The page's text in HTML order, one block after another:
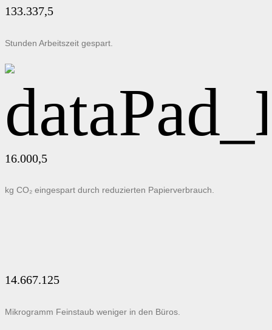
133.337,5
Stunden Arbeitszeit gespart.
16.000,5
kg CO₂ eingespart durch reduzierten Papierverbrauch.
14.667.125
Mikrogramm Feinstaub weniger in den Büros.